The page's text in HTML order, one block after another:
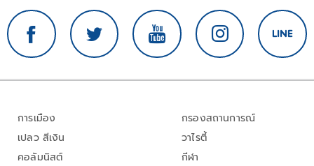
การเมือง
เปลว สีเงิน
คอลัมนิสต์
กรองสถานการณ์
วาไรตี้
กีฬา